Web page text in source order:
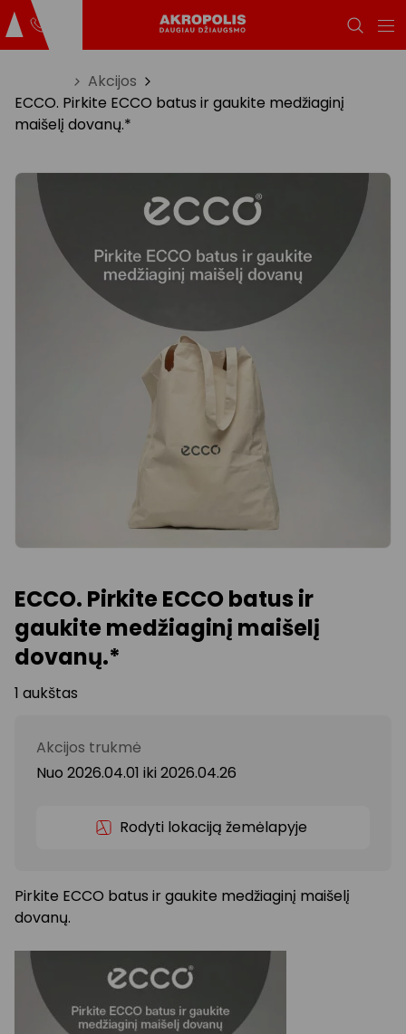
Akcijos
ECCO. Pirkite ECCO batus ir gaukite medžiaginį
maišelį dovanų.*
ECCO. Pirkite ECCO batus ir
gaukite medžiaginį maišelį
dovanų.*
1 aukštas
Akcijos trukmė
Nuo 2026.04.01 iki 2026.04.26
Rodyti lokaciją žemėlapyje
Pirkite ECCO batus ir gaukite medžiaginį maišelį
dovanų.